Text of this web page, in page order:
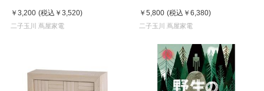
￥3,200 (税込 ￥3,520)
二子玉川 蔦屋家電
￥5,800 (税込 ￥6,380)
二子玉川 蔦屋家電